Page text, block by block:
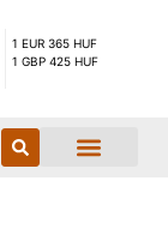
1 EUR 365 HUF
1 GBP 425 HUF